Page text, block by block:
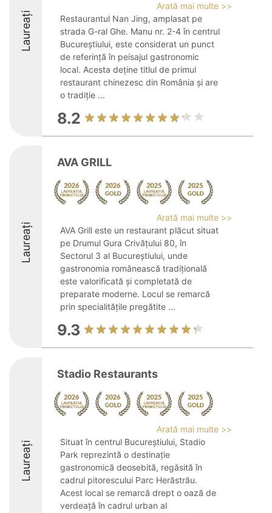
Laureați
Arată mai multe >>
Restaurantul Nan Jing, amplasat pe
strada G-ral Ghe. Manu nr. 2-4 în centrul
Bucureștiului, este considerat un punct
de referință în peisajul gastronomic
local. Acesta deține titlul de primul
restaurant chinezesc din România și are
o tradiție ...
8.2
Laureați
AVA GRILL
Arată mai multe >>
AVA Grill este un restaurant plăcut situat
pe Drumul Gura Crivățului 80, în
Sectorul 3 al Bucureștiului, unde
gastronomia românească tradițională
este valorificată și completată de
preparate moderne. Locul se remarcă
prin specialitățile pregătite ...
9.3
Laureați
Stadio Restaurants
Arată mai multe >>
Situat în centrul Bucureștiului, Stadio
Park reprezintă o destinație
gastronomică deosebită, regăsită în
cadrul pitorescului Parc Herăstrău.
Acest local se remarcă drept o oază de
verdeață în cadrul urban al